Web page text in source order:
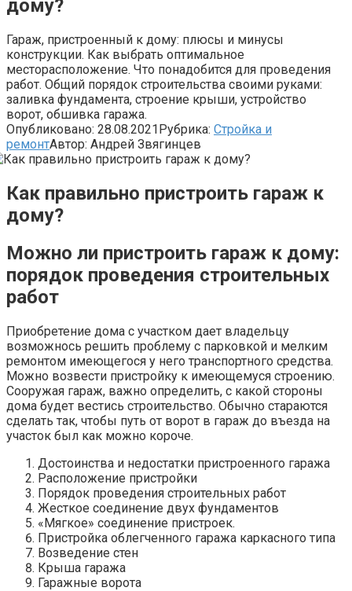
дому?
Гараж, пристроенный к дому: плюсы и минусы
конструкции. Как выбрать оптимальное
месторасположение. Что понадобится для проведения
работ. Общий порядок строительства своими руками:
заливка фундамента, строение крыши, устройство
ворот, обшивка гаража.
Опубликовано: 28.08.2021Рубрика: Стройка и
ремонтАвтор: Андрей Звягинцев
Как правильно пристроить гараж к
дому?
Можно ли пристроить гараж к дому:
порядок проведения строительных
работ
Приобретение дома с участком дает владельцу
возможнось решить проблему с парковкой и мелким
ремонтом имеющегося у него транспортного средства.
Можно возвести пристройку к имеющемуся строению.
Сооружая гараж, важно определить, с какой стороны
дома будет вестись строительство. Обычно стараются
сделать так, чтобы путь от ворот в гараж до въезда на
участок был как можно короче.
Достоинства и недостатки пристроенного гаража
Расположение пристройки
Порядок проведения строительных работ
Жесткое соединение двух фундаментов
«Мягкое» соединение пристроек.
Пристройка облегченного гаража каркасного типа
Возведение стен
Крыша гаража
Гаражные ворота